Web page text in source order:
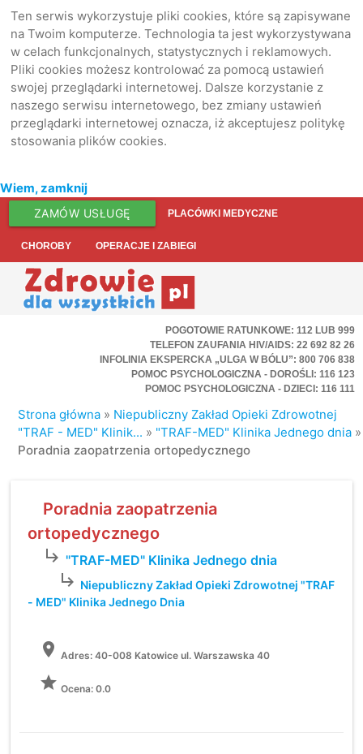
Ten serwis wykorzystuje pliki cookies, które są zapisywane
na Twoim komputerze. Technologia ta jest wykorzystywana
w celach funkcjonalnych, statystycznych i reklamowych.
Pliki cookies możesz kontrolować za pomocą ustawień
swojej przeglądarki internetowej. Dalsze korzystanie z
naszego serwisu internetowego, bez zmiany ustawień
przeglądarki internetowej oznacza, iż akceptujesz politykę
stosowania plików cookies.
Wiem, zamknij
ZAMÓW USŁUGĘ PLACÓWKI MEDYCZNE
CHOROBY OPERACJE I ZABIEGI
POGOTOWIE RATUNKOWE: 112 LUB 999
TELEFON ZAUFANIA HIV/AIDS: 22 692 82 26
INFOLINIA EKSPERCKA „ULGA W BÓLU”: 800 706 838
POMOC PSYCHOLOGICZNA - DOROŚLI: 116 123
POMOC PSYCHOLOGICZNA - DZIECI: 116 111
Strona główna » Niepubliczny Zakład Opieki Zdrowotnej
"TRAF - MED" Klinik... » "TRAF-MED" Klinika Jednego dnia »
Poradnia zaopatrzenia ortopedycznego
Poradnia zaopatrzenia
ortopedycznego
subdirectory_arrow_right "TRAF-MED" Klinika Jednego dnia
subdirectory_arrow_right Niepubliczny Zakład Opieki Zdrowotnej "TRAF
- MED" Klinika Jednego Dnia
location_on Adres:40-008 Katowice ul. Warszawska 40
grade Ocena: 0.0